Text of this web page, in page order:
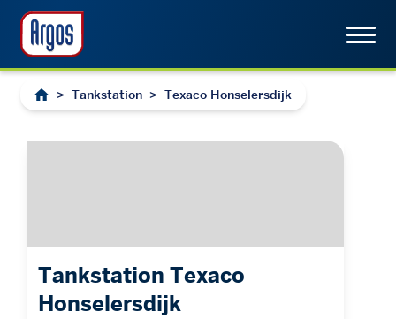
> Tankstation > Texaco Honselersdijk
Tankstation Texaco
Honselersdijk